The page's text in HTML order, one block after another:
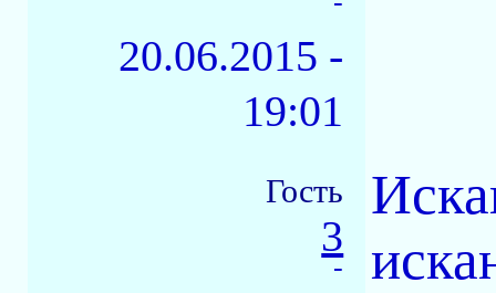
20.06.2015 -
19:01
Гость
3
-